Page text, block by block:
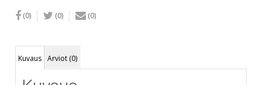
(0) (0) (0)
Kuvaus Arviot (0)